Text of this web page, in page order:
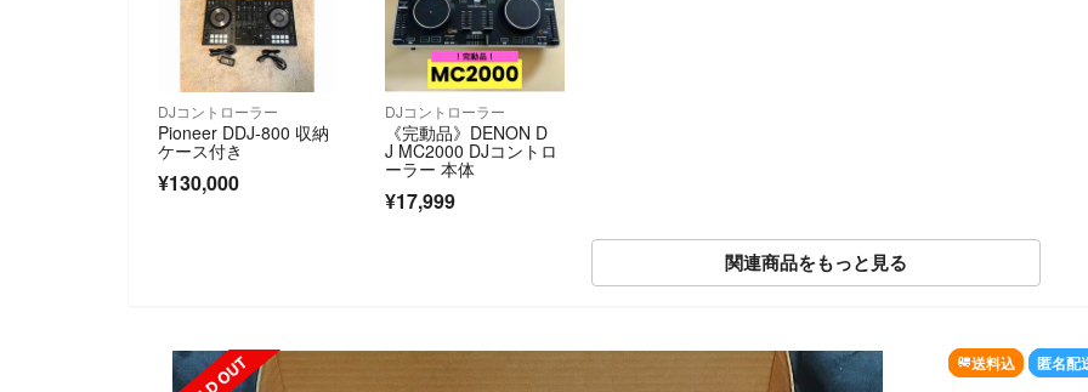
DJコントローラー
Pioneer DDJ-800 収納
ケース付き
¥130,000
DJコントローラー
《完動品》DENON D
J MC2000 DJコントロ
ーラー 本体
¥17,999
関連商品をもっと見る
送料込 匿名配